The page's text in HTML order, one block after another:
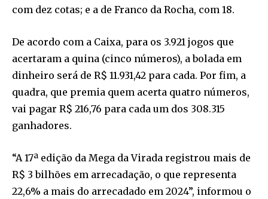
com dez cotas; e a de Franco da Rocha, com 18.
De acordo com a Caixa, para os 3.921 jogos que
acertaram a quina (cinco números), a bolada em
dinheiro será de R$ 11.931,42 para cada. Por fim, a
quadra, que premia quem acerta quatro números,
vai pagar R$ 216,76 para cada um dos 308.315
ganhadores.
“A 17ª edição da Mega da Virada registrou mais de
R$ 3 bilhões em arrecadação, o que representa
22,6% a mais do arrecadado em 2024”, informou o